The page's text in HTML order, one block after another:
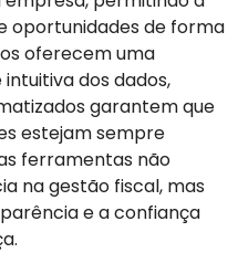
oportunidades de forma
oferecem uma
dos dados,
garantem que
estejam sempre
ferramentas não
na gestão fiscal, mas
e a confiança